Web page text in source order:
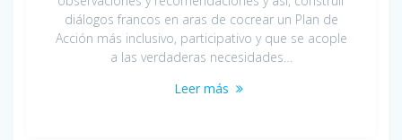
diálogos francos en aras de cocrear un Plan de
Acción más inclusivo, participativo y que se acople
a las verdaderas necesidades…
Leer más